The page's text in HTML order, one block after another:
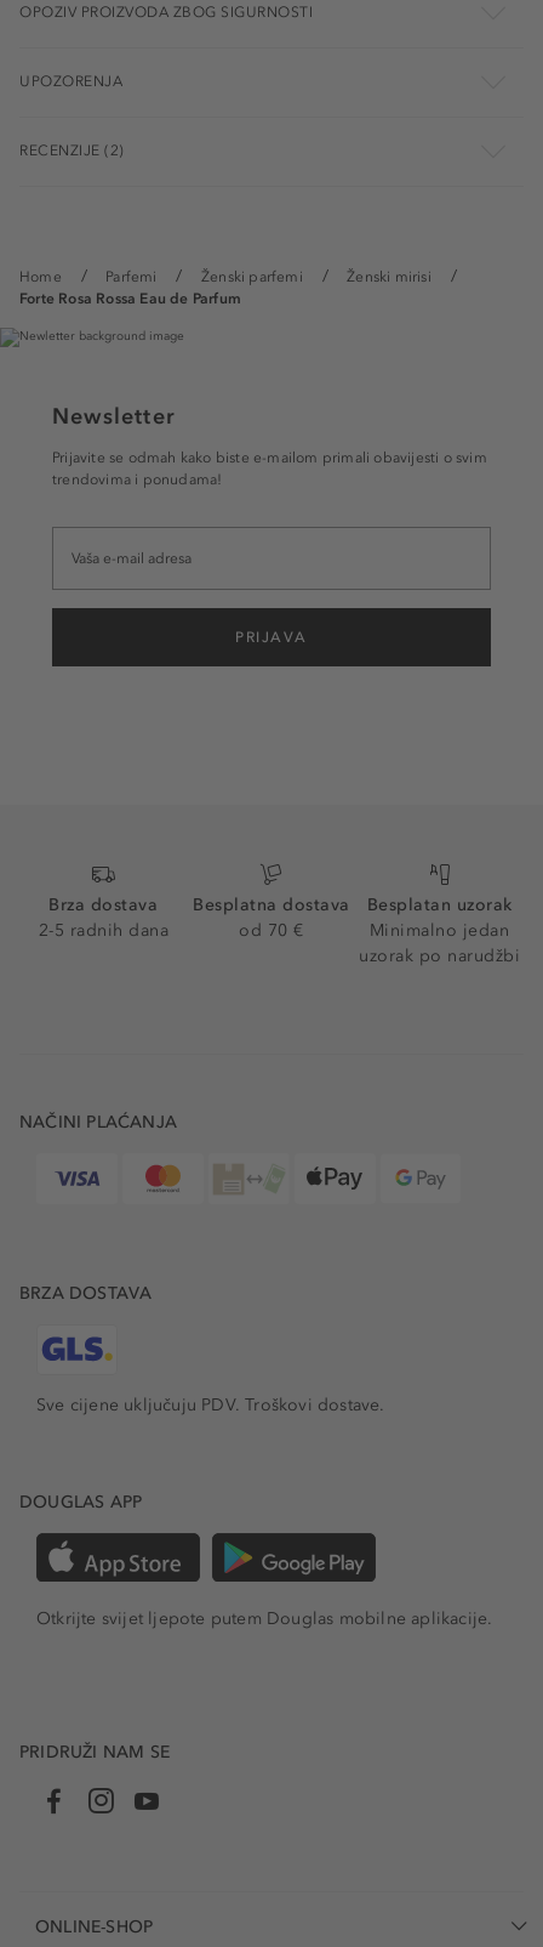
Home Parfemi Ženski parfemi
Ženski mirisi
Forte Rosa Rossa Eau de Parfum
OPOZIV PROIZVODA ZBOG SIGURNOSTI
UPOZORENJA
RECENZIJE (2)
Newsletter
Prijavite se odmah kako biste e-mailom primali obavijesti o svim
trendovima i ponudama!
PRIJAVA
Brza dostava
2-5 radnih dana
Besplatna dostava
od 70 €
Besplatan uzorak
Minimalno jedan
uzorak po narudžbi
NAČINI PLAĆANJA
BRZA DOSTAVA
Sve cijene uključuju PDV.Troškovi dostave.
DOUGLAS APP
Otkrijte svijet ljepote putem Douglas mobilne aplikacije.
PRIDRUŽI NAM SE
ONLINE-SHOP